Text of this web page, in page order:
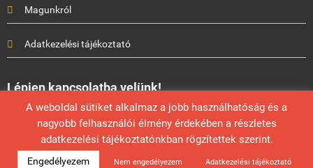
Magunkról
Adatkezelési tájékoztató
Lépjen kapcsolatba velünk!
Mérték Médiaelemző Műhely
info@mertek.eu
A weboldal sütiket alkalmaz a jobb használhatóság és a
nagyobb felhasználói élmény érdekében a részletes
adatkezelési tájékoztatónkban rögzítettek szerint.
Engedélyezem Nem engedélyezem Adatkezelési tájékoztató